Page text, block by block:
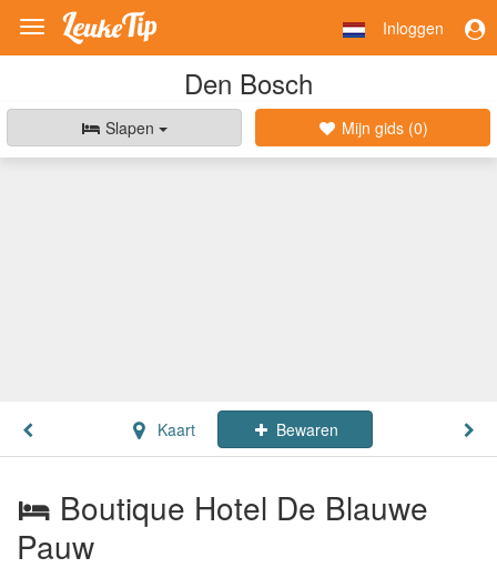
Toggle
navigation
Inloggen
Den Bosch
Slapen Mijn gids (0)
Kaart Bewaren
Boutique Hotel De Blauwe
Pauw